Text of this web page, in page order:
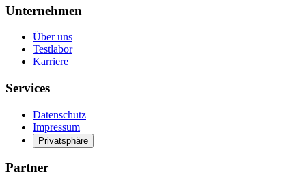
Unternehmen
Über uns
Testlabor
Karriere
Services
Datenschutz
Impressum
Privatsphäre
Partner